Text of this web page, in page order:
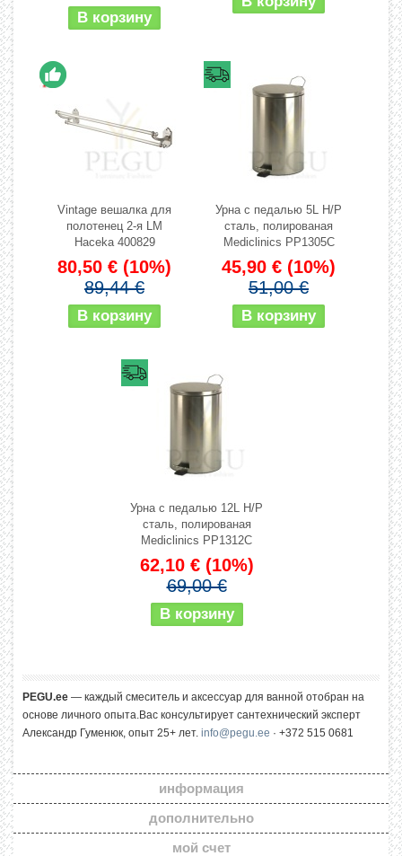
Vintage вешалка для
полотенец 2-я LM
Haceka 400829
80,50 € (10%)
89,44 €
Урна с педалью 5L Н/Р
сталь, полированая
Mediclinics PP1305C
45,90 € (10%)
51,00 €
Урна с педалью 12L Н/Р
сталь, полированая
Mediclinics PP1312C
62,10 € (10%)
69,00 €
PEGU.ee — каждый смеситель и аксессуар для ванной отобран на
основе личного опыта.Вас консультирует сантехнический эксперт
Александр Гуменюк, опыт 25+ лет. info@pegu.ee · +372 515 0681
информация
дополнительно
мой счет